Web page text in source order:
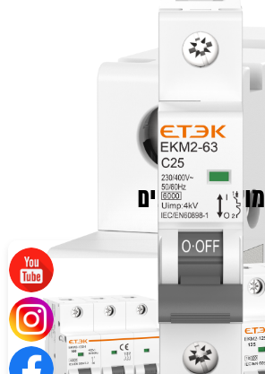
מוצרים נוספים